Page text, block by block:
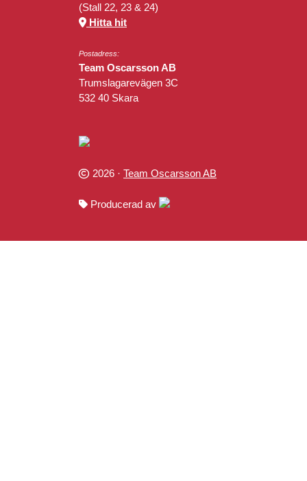
(Stall 22, 23 & 24)
Hitta hit
Postadress:
Team Oscarsson AB
Trumslagarevägen 3C
532 40 Skara
2026 · Team Oscarsson AB
Producerad av